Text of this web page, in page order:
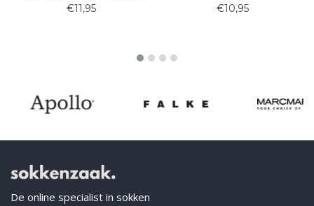
€11,95 €10,95
De online specialist in sokken